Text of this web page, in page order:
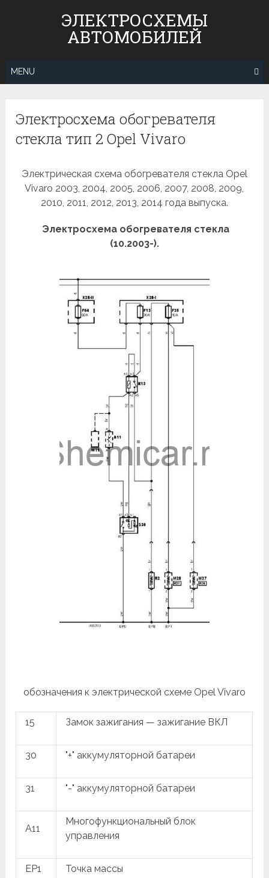
ЭЛЕКТРОСХЕМЫ
АВТОМОБИЛЕЙ
MENU
Электросхема обогревателя
стекла тип 2 Opel Vivaro
Электрическая схема обогревателя стекла Opel
Vivaro 2003, 2004, 2005, 2006, 2007, 2008, 2009,
2010, 2011, 2012, 2013, 2014 года выпуска.
Электросхема обогревателя стекла
(10.2003-).
обозначения к электрической схеме Opel Vivaro
15 Замок зажигания — зажигание ВКЛ
30 "+" аккумуляторной батареи
31 "-" аккумуляторной батареи
A11
Многофункциональный блок
управления
EP1 Точка массы